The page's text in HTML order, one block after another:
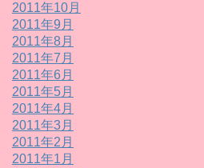
2011年10月
2011年9月
2011年8月
2011年7月
2011年6月
2011年5月
2011年4月
2011年3月
2011年2月
2011年1月